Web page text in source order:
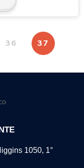
36 37
1050, 1°